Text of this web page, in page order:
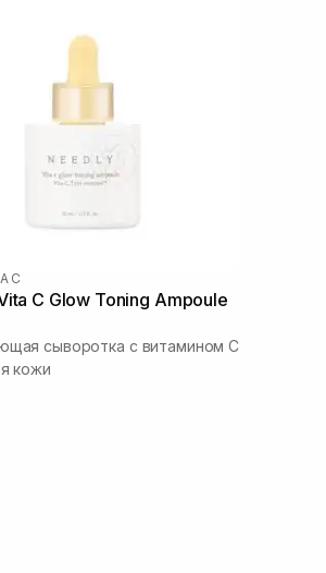
C
C Glow Toning Ampoule
сыворотка с витамином С
кожи